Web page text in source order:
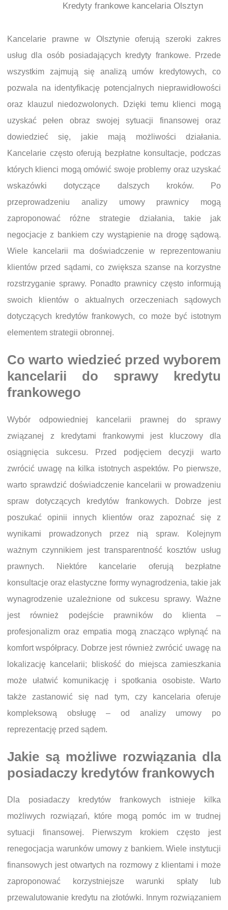
Kredyty frankowe kancelaria Olsztyn
Kancelarie prawne w Olsztynie oferują szeroki zakres
usług dla osób posiadających kredyty frankowe. Przede
wszystkim zajmują się analizą umów kredytowych, co
pozwala na identyfikację potencjalnych nieprawidłowości
oraz klauzul niedozwolonych. Dzięki temu klienci mogą
uzyskać pełen obraz swojej sytuacji finansowej oraz
dowiedzieć się, jakie mają możliwości działania.
Kancelarie często oferują bezpłatne konsultacje, podczas
których klienci mogą omówić swoje problemy oraz uzyskać
wskazówki dotyczące dalszych kroków. Po
przeprowadzeniu analizy umowy prawnicy mogą
zaproponować różne strategie działania, takie jak
negocjacje z bankiem czy wystąpienie na drogę sądową.
Wiele kancelarii ma doświadczenie w reprezentowaniu
klientów przed sądami, co zwiększa szanse na korzystne
rozstrzyganie sprawy. Ponadto prawnicy często informują
swoich klientów o aktualnych orzeczeniach sądowych
dotyczących kredytów frankowych, co może być istotnym
elementem strategii obronnej.
Co warto wiedzieć przed wyborem
kancelarii do sprawy kredytu
frankowego
Wybór odpowiedniej kancelarii prawnej do sprawy
związanej z kredytami frankowymi jest kluczowy dla
osiągnięcia sukcesu. Przed podjęciem decyzji warto
zwrócić uwagę na kilka istotnych aspektów. Po pierwsze,
warto sprawdzić doświadczenie kancelarii w prowadzeniu
spraw dotyczących kredytów frankowych. Dobrze jest
poszukać opinii innych klientów oraz zapoznać się z
wynikami prowadzonych przez nią spraw. Kolejnym
ważnym czynnikiem jest transparentność kosztów usług
prawnych. Niektóre kancelarie oferują bezpłatne
konsultacje oraz elastyczne formy wynagrodzenia, takie jak
wynagrodzenie uzależnione od sukcesu sprawy. Ważne
jest również podejście prawników do klienta –
profesjonalizm oraz empatia mogą znacząco wpłynąć na
komfort współpracy. Dobrze jest również zwrócić uwagę na
lokalizację kancelarii; bliskość do miejsca zamieszkania
może ułatwić komunikację i spotkania osobiste. Warto
także zastanowić się nad tym, czy kancelaria oferuje
kompleksową obsługę – od analizy umowy po
reprezentację przed sądem.
Jakie są możliwe rozwiązania dla
posiadaczy kredytów frankowych
Dla posiadaczy kredytów frankowych istnieje kilka
możliwych rozwiązań, które mogą pomóc im w trudnej
sytuacji finansowej. Pierwszym krokiem często jest
renegocjacja warunków umowy z bankiem. Wiele instytucji
finansowych jest otwartych na rozmowy z klientami i może
zaproponować korzystniejsze warunki spłaty lub
przewalutowanie kredytu na złotówki. Innym rozwiązaniem